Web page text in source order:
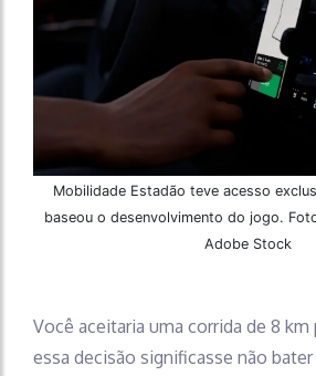
Mobilidade Estadão teve acesso
baseou o desenvolvimento do jogo.
Adobe Stock
Você aceitaria uma corrida de 8 km
essa decisão significasse não